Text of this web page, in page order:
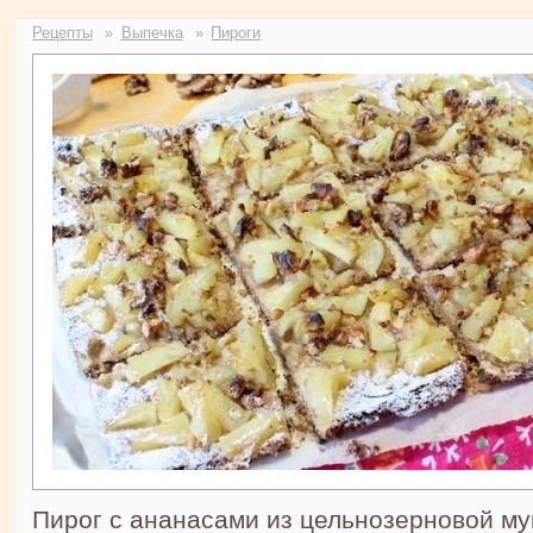
Рецепты Выпечка Пироги
Пирог с ананасами из цельнозерновой